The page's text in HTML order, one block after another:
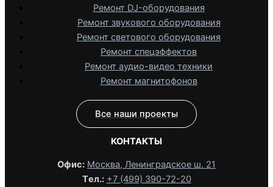
Ремонт DJ-оборудования
Ремонт звукового оборудования
Ремонт светового оборудования
Ремонт спецэффектов
Ремонт аудио-видео техники
Ремонт магнитофонов
Все наши проекты
КОНТАКТЫ
Офис: Москва, Ленинградское ш. 21
Tел.: +7 (499) 390-72-20